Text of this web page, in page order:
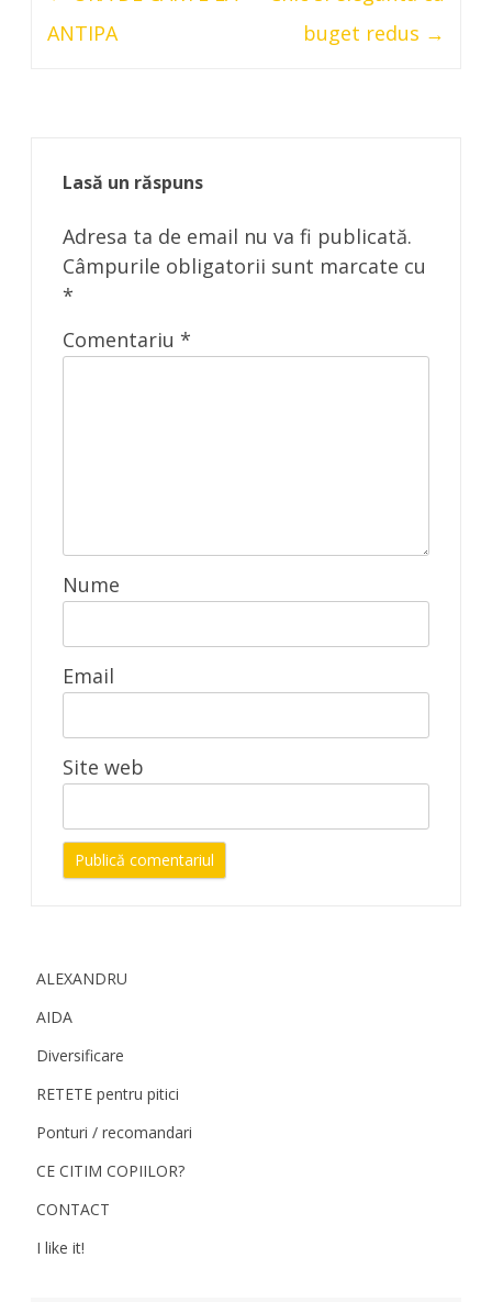
ANTIPA
buget redus →
Lasă un răspuns
Adresa ta de email nu va fi publicată.
Câmpurile obligatorii sunt marcate cu
*
Comentariu *
Nume
Email
Site web
ALEXANDRU
AIDA
Diversificare
RETETE pentru pitici
Ponturi / recomandari
CE CITIM COPIILOR?
CONTACT
I like it!